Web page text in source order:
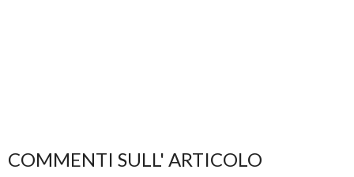
COMMENTI SULL' ARTICOLO